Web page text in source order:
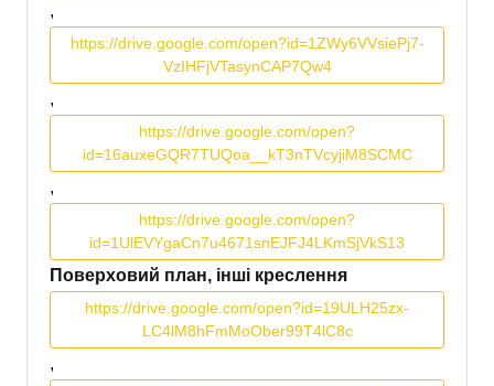
,
https://drive.google.com/open?id=1ZWy6VVsiePj7-
VzIHFjVTasynCAP7Qw4
,
https://drive.google.com/open?
id=16auxeGQR7TUQoa__kT3nTVcyjiM8SCMC
,
https://drive.google.com/open?
id=1UlEVYgaCn7u4671snEJFJ4LKmSjVkS13
Поверховий план, інші креслення
https://drive.google.com/open?id=19ULH25zx-
LC4lM8hFmMoOber99T4lC8c
,